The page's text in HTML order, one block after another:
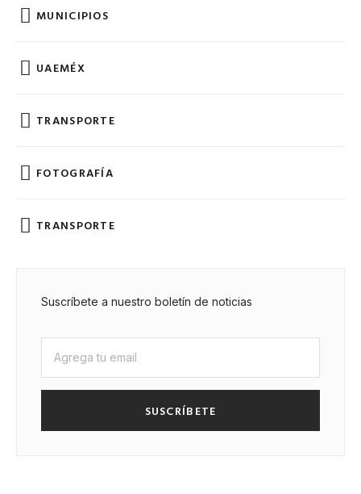
MUNICIPIOS
UAEMÉX
TRANSPORTE
FOTOGRAFÍA
TRANSPORTE
Suscríbete a nuestro boletín de noticias
SUSCRÍBETE